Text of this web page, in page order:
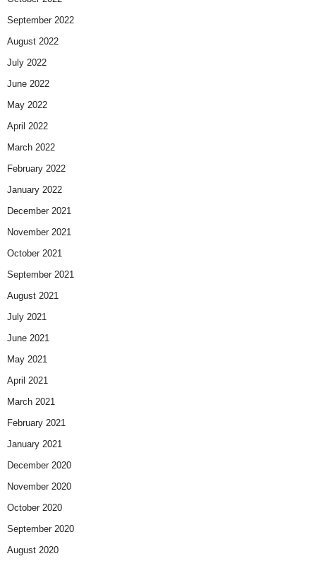
September 2022
August 2022
July 2022
June 2022
May 2022
April 2022
March 2022
February 2022
January 2022
December 2021
November 2021
October 2021
September 2021
August 2021
July 2021
June 2021
May 2021
April 2021
March 2021
February 2021
January 2021
December 2020
November 2020
October 2020
September 2020
August 2020